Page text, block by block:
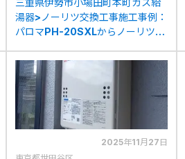
三重県伊勢市小場田町本町ガス給
湯器>ノーリツ交換工事施工事例：
パロマPH-20SXLからノーリツ
2025年11月27日